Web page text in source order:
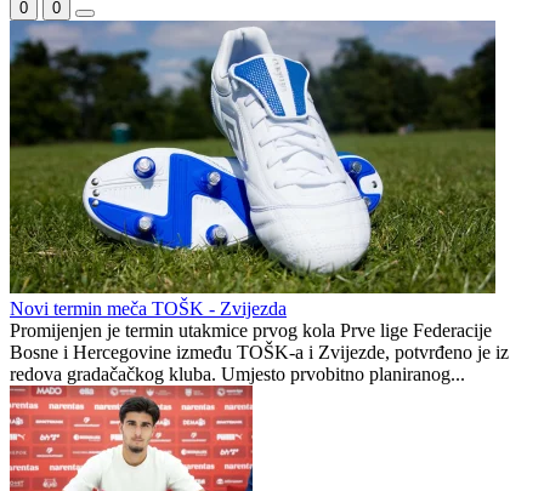
Marinko Umičević: Iz lige ispadaju 3 kluba, možemo se dogovoriti
o skraćivanju tek od sezone 2024/25
Leo bolji od Gradačca
Federacija BiH
0 0